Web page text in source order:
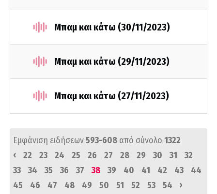
Μπαμ και κάτω (30/11/2023)
Μπαμ και κάτω (29/11/2023)
Μπαμ και κάτω (27/11/2023)
Εμφάνιση ειδήσεων593-608 από σύνολο 1322
‹
22 23 24 25 26 27 28 29 30 31
32
33
34 35 36 37 38 39 40 41 42 43
44
45
46 47 48 49 50 51 52 53 54 ›